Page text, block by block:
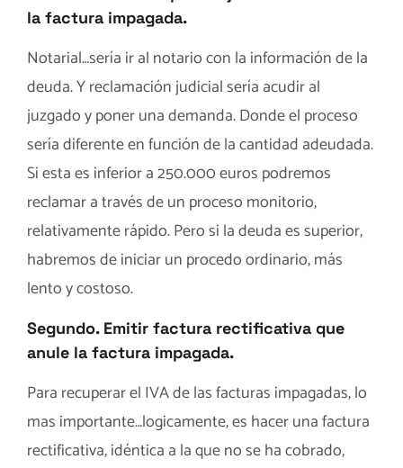
la factura impagada.
Notarial…sería ir al notario con la información de la
deuda. Y reclamación judicial sería acudir al
juzgado y poner una demanda. Donde el proceso
sería diferente en función de la cantidad adeudada.
Si esta es inferior a 250.000 euros podremos
reclamar a través de un proceso monitorio,
relativamente rápido. Pero si la deuda es superior,
habremos de iniciar un procedo ordinario, más
lento y costoso.
Segundo. Emitir factura rectificativa que
anule la factura impagada.
Para recuperar el IVA de las facturas impagadas, lo
mas importante…logicamente, es hacer una factura
rectificativa, idéntica a la que no se ha cobrado,